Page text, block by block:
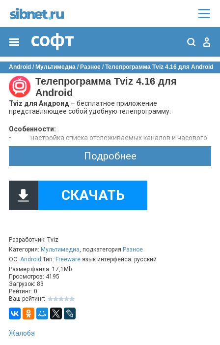
Android / Мультимедиа / Разное / Телепрограмма Tviz 4.16 для Android
Телепрограмма Tviz 4.16 для
Android
Tviz для Андроид – бесплатное приложение
представляющее собой удобную телепрограмму.
Особенности:
•
настройка списка отслеживаемых каналов и часового
пояса;
напоминание о предстоящих передачах;
отображение текущего эфира;
•
поиск телеканалов и передач;
в базе приложения более полутысячи программ.
Подробнее
СКАЧАТЬ
Разработчик: Tviz
Категория: Мультимедиа, подкатегория Разное
ОС: Android Тип: Freeware язык интерфейса: русский
Размер файла: 17,1Mb
Просмотров: 4195
Загрузок: 83
Рейтинг: 0
Ваш рейтинг:
Жалоба